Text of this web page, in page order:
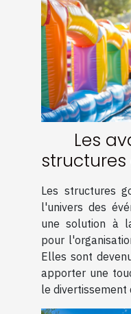
Les
structures
Les structures
l'univers des
une solution à
pour
Elles sont
apporter une
le divertissement